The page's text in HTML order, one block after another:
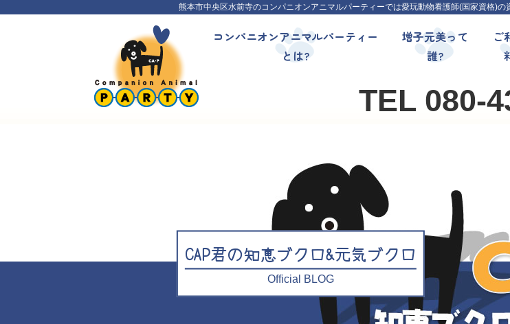
熊本市中央区水前寺のコンパニオンアニマルパーティーでは愛玩動物看護師(国家資格)
コンパニオンアニマルパーティー
とは?
増子元美って
誰?
ご
TEL 080-
CAP君の知恵ブクロ&元気ブクロ
Official BLOG